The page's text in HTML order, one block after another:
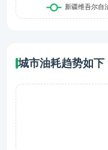
城市油耗趋势如下